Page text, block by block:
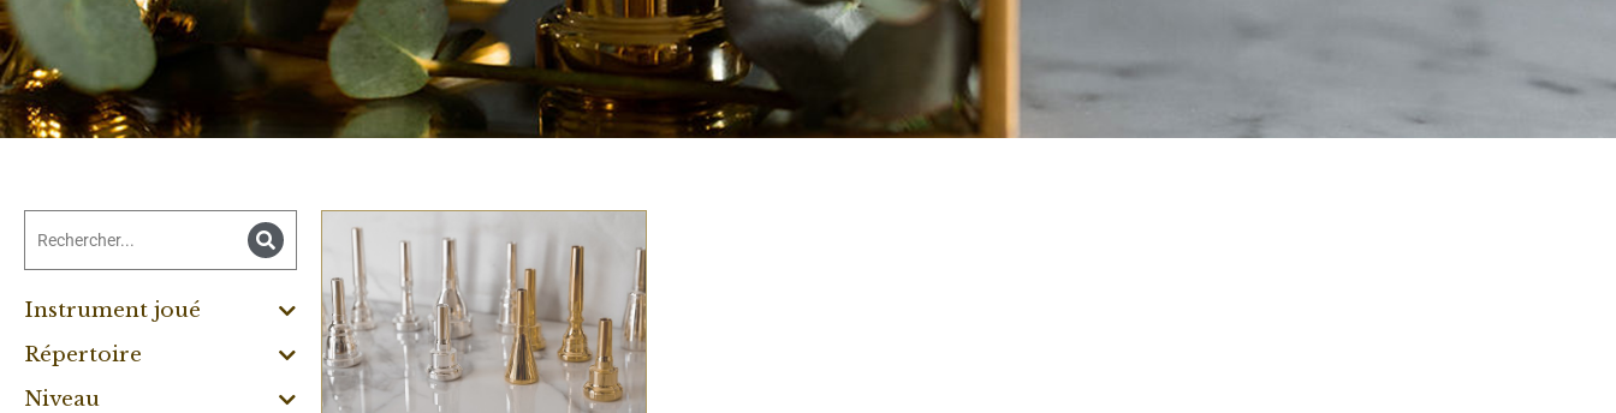
Instrument joué
Répertoire
Niveau